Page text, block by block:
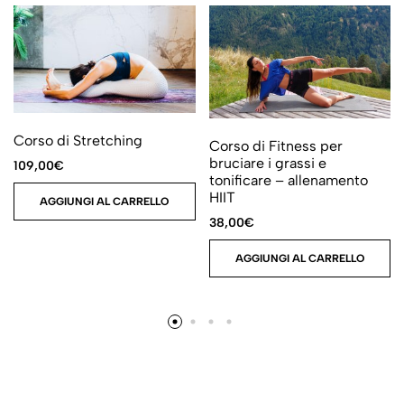
Corso di Stretching
109,00€
AGGIUNGI AL CARRELLO
Corso di Fitness per
bruciare i grassi e
tonificare – allenamento
HIIT
38,00€
AGGIUNGI AL CARRELLO